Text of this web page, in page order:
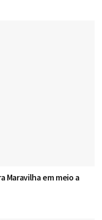
Maravilha em meio a